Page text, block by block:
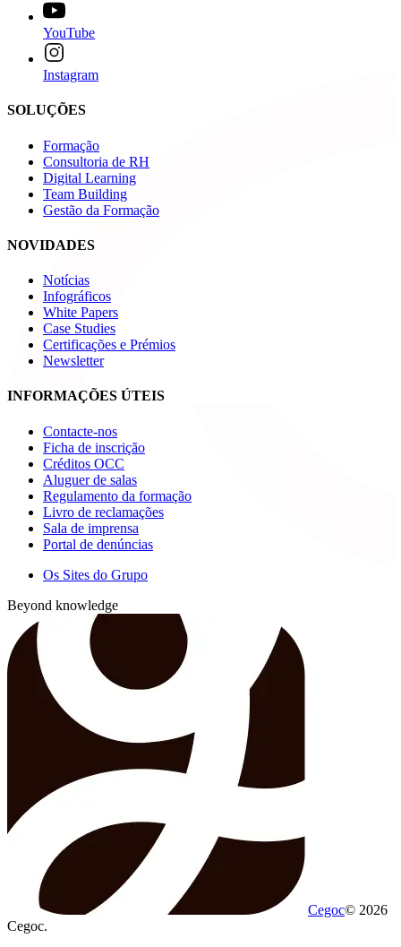
YouTube
Instagram
SOLUÇÕES
Formação
Consultoria de RH
Digital Learning
Team Building
Gestão da Formação
NOVIDADES
Notícias
Infográficos
White Papers
Case Studies
Certificações e Prémios
Newsletter
INFORMAÇÕES ÚTEIS
Contacte-nos
Ficha de inscrição
Créditos OCC
Aluguer de salas
Regulamento da formação
Livro de reclamações
Sala de imprensa
Portal de denúncias
Os Sites do Grupo
Beyond knowledge
Cegoc© 2026
Cegoc.